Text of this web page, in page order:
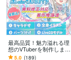
最高品質！魅力溢れる理
想のVTuberを制作します
好みの絵柄で描けます！
5.0 (189)